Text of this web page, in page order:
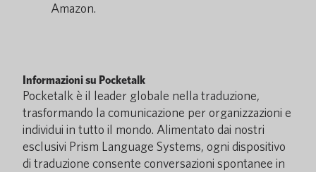
Amazon.
Informazioni su Pocketalk
Pocketalk è il leader globale nella traduzione,
trasformando la comunicazione per organizzazioni e
individui in tutto il mondo. Alimentato dai nostri
esclusivi Prism Language Systems, ogni dispositivo
di traduzione consente conversazioni spontanee in